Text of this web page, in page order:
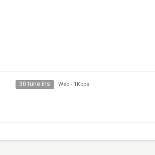
30 tune ins Web - 1Kbps